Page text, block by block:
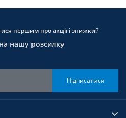
першим про акції і знижки?
нашу розсилку
Підписатися